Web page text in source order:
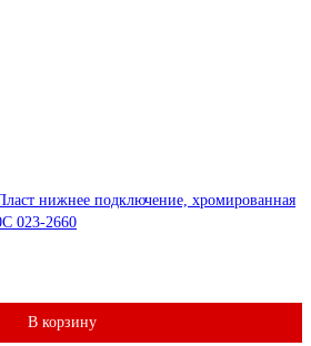
нижнее подключение, хромированная
023-2660
В корзину